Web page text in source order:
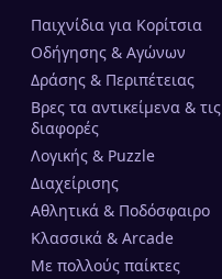
Παιχνίδια για Κορίτσια
Οδήγησης & Αγώνων
Δράσης & Περιπέτειας
Βρες τα αντικείμενα & τις
διαφορές
Λογικής & Puzzle
Διαχείρισης
Αθλητικά & Ποδόσφαιρο
Κλασσικά & Arcade
Mε πολλούς παίκτες